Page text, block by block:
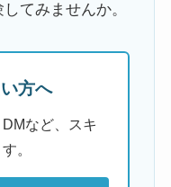
てみませんか。
方へ
など、スキ
。